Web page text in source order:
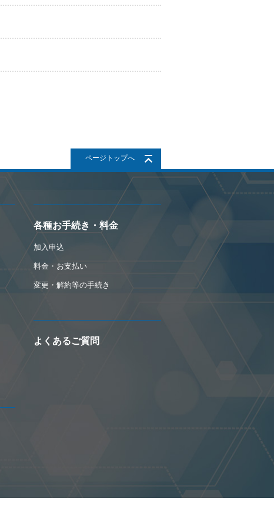
ページトップへ
各種お手続き・料金
加入申込
料金・お支払い
変更・解約等の手続き
よくあるご質問